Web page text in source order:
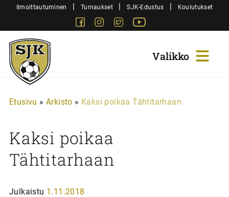
SiirryIlmoittautuminen | Turnaukset | SJK-Edustus | Koulutukset
FacebookInstagram
Twitter
Sjk-
Juniorit
Etusivu » Arkisto » Kaksi poikaa Tähtitarhaan
Kaksi poikaa
Tähtitarhaan
Julkaistu 1.11.2018